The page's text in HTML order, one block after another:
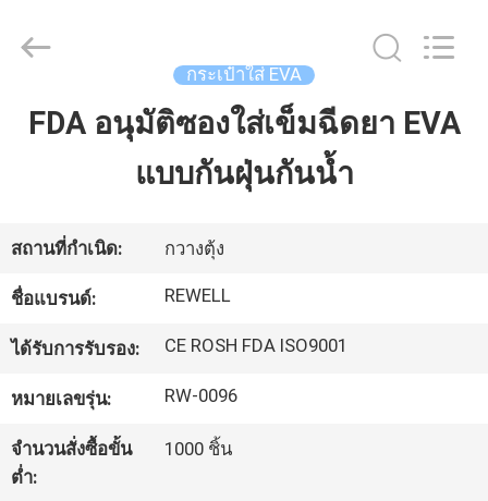
บ้าน
เกี่ยว
กับ
เรา
ทัวร์
Industrial
Group
Reserved.
Developed
กระเป๋าใส่ EVA
FDA อนุมัติซองใส่เข็มฉีดยา EVA
แบบกันฝุ่นกันน้ำ
สถานที่กำเนิด: กวางตุ้ง
ชื่อแบรนด์: REWELL
ได้รับการรับรอง: CE ROSH FDA ISO9001
หมายเลขรุ่น: RW-0096
จำนวนสั่งซื้อขั้น
ต่ำ:
1000 ชิ้น